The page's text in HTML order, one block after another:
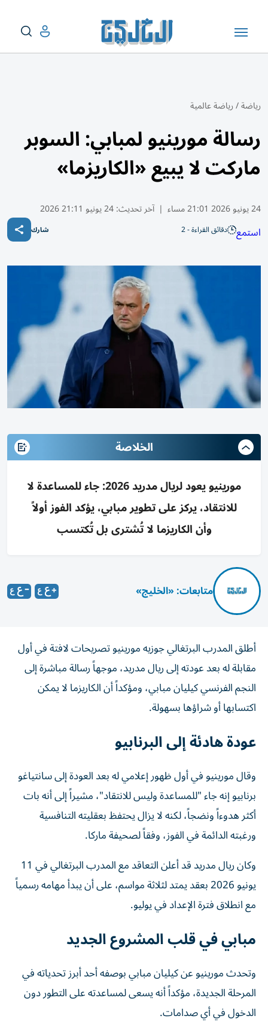
رياضة/رياضة عالمية
رسالة مورينيو لمبابي: السوبر
ماركت لا يبيع «الكاريزما»
24 يونيو 2026 21:01 مساء | آخر تحديث:24 يونيو 21:11 2026
استمع دقائق القراءة - 2 شارك
الخلاصة
مورينيو يعود لريال مدريد 2026: جاء للمساعدة لا
للانتقاد، يركز على تطوير مبابي، يؤكد الفوز أولاً
وأن الكاريزما لا تُشترى بل تُكتسب
متابعات: «الخليج»
أطلق المدرب البرتغالي جوزيه مورينيو تصريحات لافتة في أول
مقابلة له بعد عودته إلى ريال مدريد، موجهاً رسالة مباشرة إلى
النجم الفرنسي كيليان مبابي، ومؤكداً أن الكاريزما لا يمكن
اكتسابها أو شراؤها بسهولة.
عودة هادئة إلى البرنابيو
وقال مورينيو في أول ظهور إعلامي له بعد العودة إلى سانتياغو
برنابيو إنه جاء "للمساعدة وليس للانتقاد"، مشيراً إلى أنه بات
أكثر هدوءاً ونضجاً، لكنه لا يزال يحتفظ بعقليته التنافسية
ورغبته الدائمة في الفوز، وفقاً لصحيفة ماركا.
وكان ريال مدريد قد أعلن التعاقد مع المدرب البرتغالي في 11
يونيو 2026 بعقد يمتد لثلاثة مواسم، على أن يبدأ مهامه رسمياً
مع انطلاق فترة الإعداد في يوليو.
مبابي في قلب المشروع الجديد
وتحدث مورينيو عن كيليان مبابي بوصفه أحد أبرز تحدياته في
المرحلة الجديدة، مؤكداً أنه يسعى لمساعدته على التطور دون
الدخول في أي صدامات.